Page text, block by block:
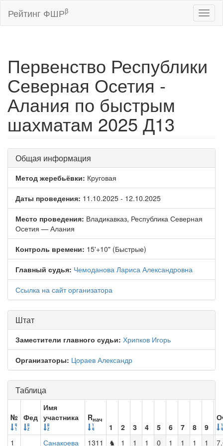
Рейтинг ФШРβ
Первенство Республики
Северная Осетия -
Алания по быстрым
шахматам 2025 Д13
Общая информация
Метод жеребьёвки: Круговая
Даты проведения: 11.10.2025 - 12.10.2025
Место проведения: Владикавказ, Республика Северная
Осетия — Алания
Контроль времени: 15'+10" (Быстрые)
Главный судья: Чемоданова Лариса Александровна
Ссылка на сайт организатора
Штат
Заместители главного судьи: Хрипков Игорь
Организаторы: Цораев Александр
Таблица
№ Фед
Имя
участника
Rнач
1 2 3 4 5 6 7 8 9
1
Санакоева
1311 ♞ 1 1 1 0 1 1 1 1